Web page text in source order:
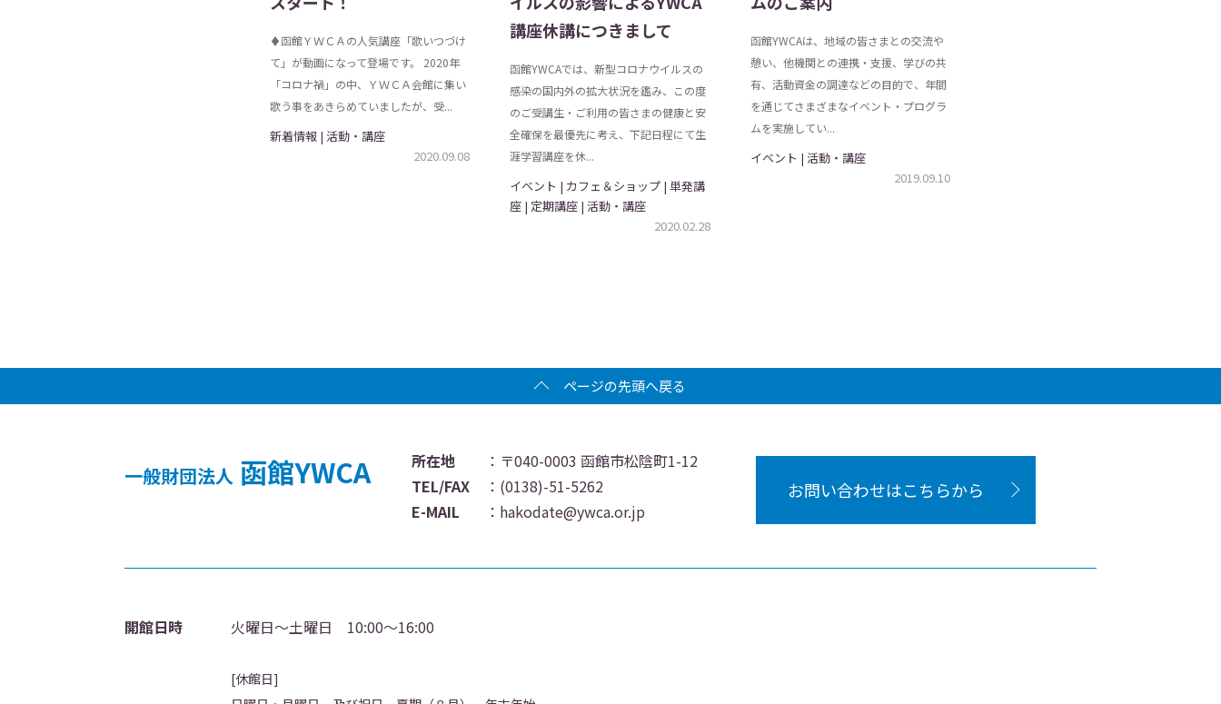
♦函館ＹＷＣＡの人気講座「歌いつづけ
て」が動画になって登場です。 2020年
「コロナ禍」の中、ＹＷＣＡ会館に集い
歌う事をあきらめていましたが、受...
新着情報 | 活動・講座
2020.09.08
講座休講につきまして
函館YWCAでは、新型コロナウイルスの
感染の国内外の拡大状況を鑑み、この度
のご受講生・ご利用の皆さまの健康と安
全確保を最優先に考え、下記日程にて生
涯学習講座を休...
イベント | カフェ＆ショップ | 単発講
座 | 定期講座 | 活動・講座
2020.02.28
函館YWCAは、地域の皆さまとの交流や
憩い、他機関との連携・支援、学びの共
有、活動資金の調達などの目的で、年間
を通じてさまざまなイベント・プログラ
ムを実施してい...
イベント | 活動・講座
2019.09.10
ページの先頭へ戻る
一般財団法人 函館YWCA 所在地
：〒040-0003 函館市松陰町1-12
TEL/FAX
： (0138)-51-5262
E-MAIL
： hakodate@ywca.or.jp
お問い合わせはこちらから
開館日時 火曜日～土曜日 10:00～16:00
[休館日]